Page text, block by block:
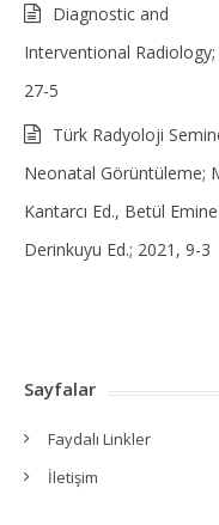
Diagnostic and
Interventional Radiology;
27-5
Türk Radyoloji
Neonatal Görüntüleme;
Kantarcı Ed., Betül Emine
Derinkuyu Ed.; 2021, 9-3
Sayfalar
Faydalı Linkler
İletişim